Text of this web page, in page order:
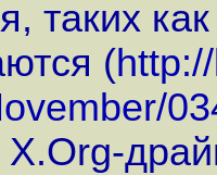
таких
(